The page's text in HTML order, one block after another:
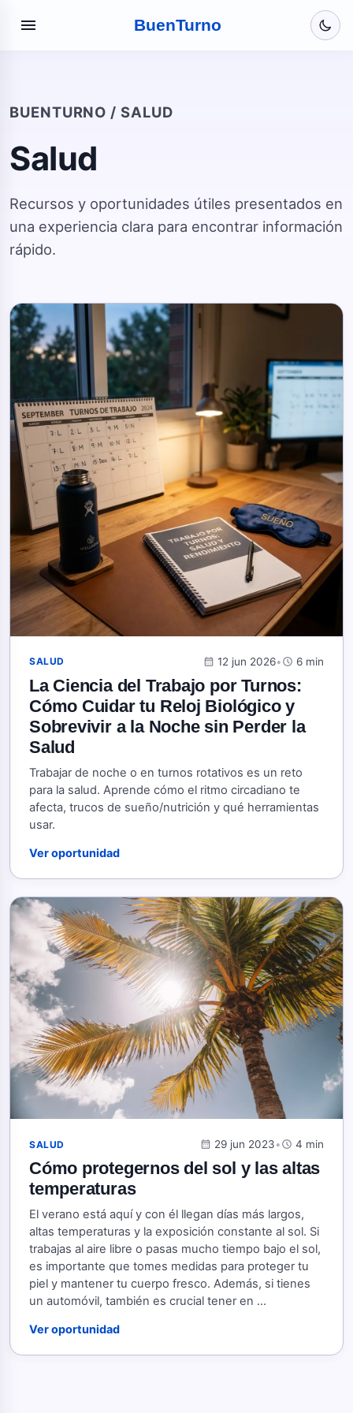
menu BuenTurno
BUENTURNO / SALUD
Salud
Recursos y oportunidades útiles presentados en
una experiencia clara para encontrar información
rápido.
SALUD calendar_month 12 jun 2026•schedule 6 min
La Ciencia del Trabajo por Turnos:
Cómo Cuidar tu Reloj Biológico y
Sobrevivir a la Noche sin Perder la
Salud
Trabajar de noche o en turnos rotativos es un reto
para la salud. Aprende cómo el ritmo circadiano te
afecta, trucos de sueño/nutrición y qué herramientas
usar.
Ver oportunidad
SALUD calendar_month 29 jun 2023•schedule 4 min
Cómo protegernos del sol y las altas
temperaturas
El verano está aquí y con él llegan días más largos,
altas temperaturas y la exposición constante al sol. Si
trabajas al aire libre o pasas mucho tiempo bajo el sol,
es importante que tomes medidas para proteger tu
piel y mantener tu cuerpo fresco. Además, si tienes
un automóvil, también es crucial tener en ...
Ver oportunidad